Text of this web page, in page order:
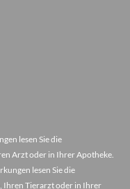
lesen Sie die
Arzt oder in Ihrer Apotheke.
lesen Sie die
Ihren Tierarzt oder in Ihrer